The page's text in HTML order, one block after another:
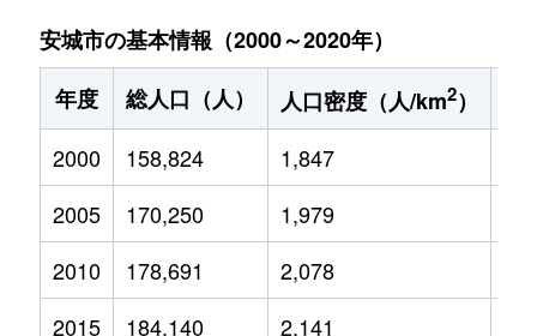
安城市の基本情報（2000～2020年）
年度
総人口（人） 人口密度（人/km2）
2000
158,824 1,847
2005
170,250 1,979
2010
178,691 2,078
2015
184,140 2,141